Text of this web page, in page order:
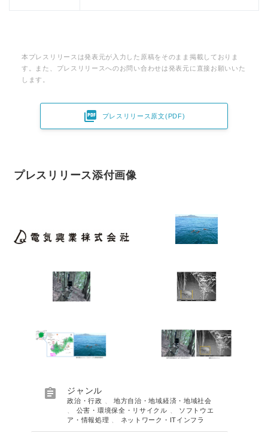
本プレスリリースは発表元が入力した原稿をそのまま掲載しておりま
す。また、プレスリリースへのお問い合わせは発表元に直接お願いいた
します。
 プレスリリース原文(PDF)
プレスリリース添付画像
 ジャンル
政治・行政 、 地方自治・地域経済・地域社会
、 公害・環境保全・リサイクル 、 ソフトウエ
ア・情報処理 、 ネットワーク・ITインフラ